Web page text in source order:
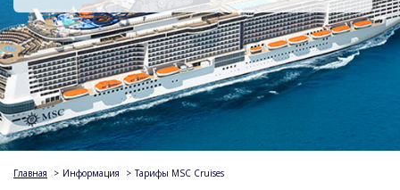
Главная > Информация > Тарифы MSC Cruises